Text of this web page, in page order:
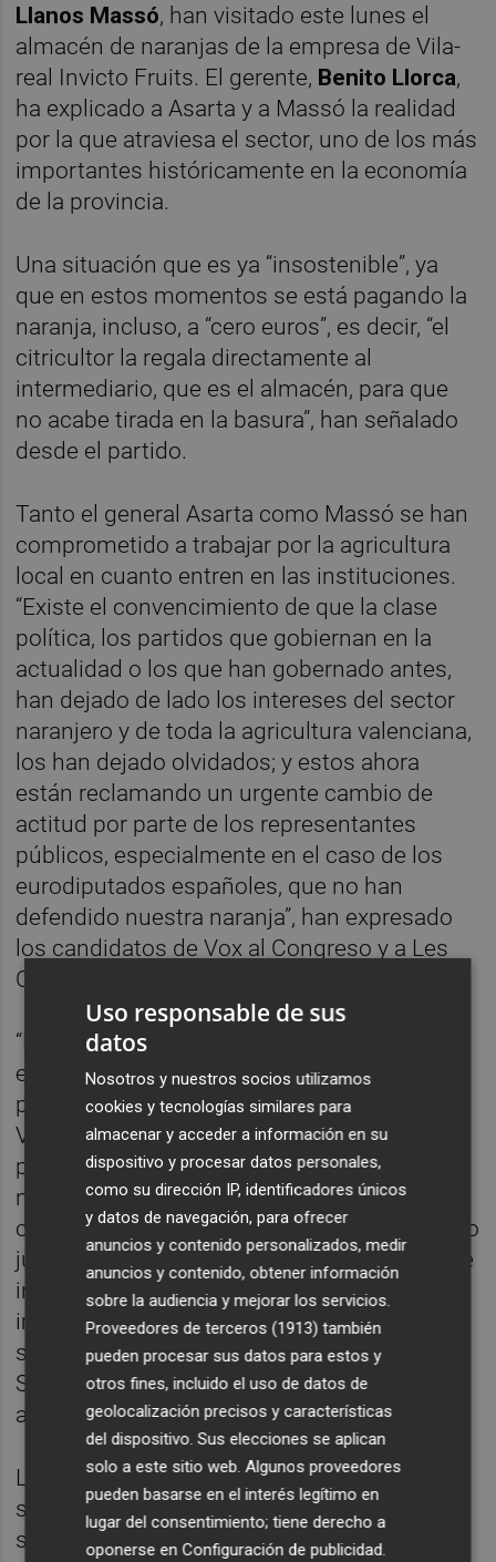
Llanos Massó, han visitado este lunes el
almacén de naranjas de la empresa de Vila-
real Invicto Fruits. El gerente, Benito Llorca,
ha explicado a Asarta y a Massó la realidad
por la que atraviesa el sector, uno de los más
importantes históricamente en la economía
de la provincia.
Una situación que es ya “insostenible”, ya
que en estos momentos se está pagando la
naranja, incluso, a “cero euros”, es decir, “el
citricultor la regala directamente al
intermediario, que es el almacén, para que
no acabe tirada en la basura”, han señalado
desde el partido.
Tanto el general Asarta como Massó se han
comprometido a trabajar por la agricultura
local en cuanto entren en las instituciones.
“Existe el convencimiento de que la clase
política, los partidos que gobiernan en la
actualidad o los que han gobernado antes,
han dejado de lado los intereses del sector
naranjero y de toda la agricultura valenciana,
los han dejado olvidados; y estos ahora
están reclamando un urgente cambio de
actitud por parte de los representantes
públicos, especialmente en el caso de los
eurodiputados españoles, que no han
defendido nuestra naranja”, han expresado
los candidatos de Vox al Congreso y a Les
Corts por Castellón.
“La naranja valenciana, nuestra naranja, está
en peligro. Las políticas europeas están a
punto de acabar con ella. La quieren matar.
Vox va a poner punto y final a esta agonía
porque nosotros vamos a defender lo
nuestro, nuestra naranja, para que el
citricultor no tire la toalla y se pague al precio
justo, no como ahora que está en mínimos e
incluso su valor es nulo por culpa de las
importaciones de terceros países que no
son ni siquiera de la Unión Europea, como
Sudáfrica, Turquía, Marruecos o Israel”,
asevera Llanos Massó.
La presidenta provincial del partido
sentencia a este respecto: “Europa no ha
sabido defender nuestra naranja, nuestros
Uso responsable de sus
datos
Nosotros y nuestros socios utilizamos
cookies y tecnologías similares para
almacenar y acceder a información en su
dispositivo y procesar datos personales,
como su dirección IP, identificadores únicos
y datos de navegación, para ofrecer
anuncios y contenido personalizados, medir
anuncios y contenido, obtener información
sobre la audiencia y mejorar los servicios.
Proveedores de terceros (1913) también
pueden procesar sus datos para estos y
otros fines, incluido el uso de datos de
geolocalización precisos y características
del dispositivo. Sus elecciones se aplican
solo a este sitio web. Algunos proveedores
pueden basarse en el interés legítimo en
lugar del consentimiento; tiene derecho a
oponerse enConfiguración de publicidad.